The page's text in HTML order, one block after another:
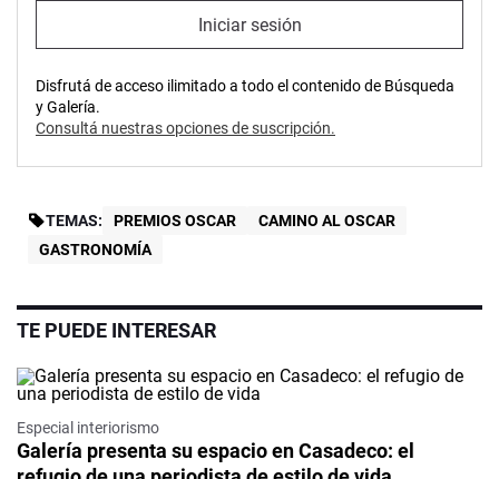
Iniciar sesión
Disfrutá de acceso ilimitado a todo el contenido de Búsqueda
y Galería.
Consultá nuestras opciones de suscripción.
TEMAS: PREMIOS OSCAR
CAMINO AL OSCAR
GASTRONOMÍA
TE PUEDE INTERESAR
Especial interiorismo
Galería presenta su espacio en Casadeco: el